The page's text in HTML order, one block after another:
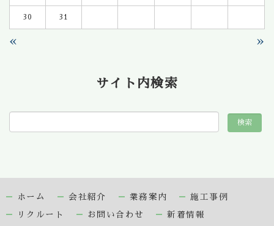
30 31
« »
サイト内検索
ホーム 会社紹介 業務案内 施工事例
リクルート お問い合わせ 新着情報